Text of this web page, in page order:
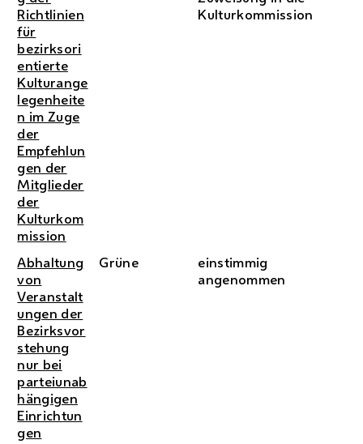
Richtlinien
für
bezirksori
entierte
Kulturange
legenheite
n im Zuge
der
Empfehlun
gen der
Mitglieder
der
Kulturkom
mission
Kulturkommission
Abhaltung
von
Veranstalt
ungen der
Bezirksvor
stehung
nur bei
parteiunab
hängigen
Einrichtun
gen
Grüne
einstimmig
angenommen